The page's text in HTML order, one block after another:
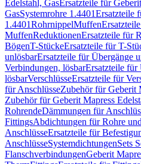
Edelstahl, GasErsatzteile für
GasSystemrohre 1.4401Ersatzteile
1.4401RohrnippelMuffen
MuffenReduktionenErsatzteile für
BögenT-StückeErsatzteile für T-
unlösbarErsatzteile für Übergänge
Verbindungen, lösbarErsatzteile für
lösbarVerschlüsseErsatzteile für
für AnschlüsseZubehör für Geberit
Zubehör für Geberit Mapress
RohrendeDämmungen für
FittingsAbdichtungen für Rohre
AnschlüsseErsatzteile für
AnschlüsseSystemdichtungenSets
FlanschverbindungenGeberit